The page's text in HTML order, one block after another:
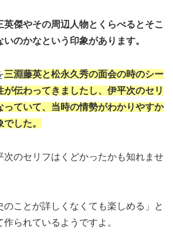
英傑やその周辺人物とくらべるとそこ
のかなという印象があります。
三淵藤英と松永久秀の面会の時のシー
が伝わってきましたし、伊平次のセリ
っていて、当時の情勢がわかりやすか
した。
次のセリフはくどかったかも知れませ
ことが詳しくなくても楽しめる」と
られているようですよ。